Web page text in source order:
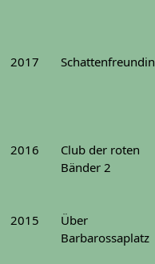
2017 Schattenfreundin
2016
Club der roten
Bänder 2
2015
Über
Barbarossaplatz